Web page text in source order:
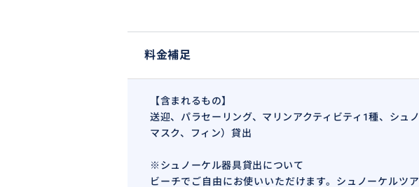
ジェットスキーやバナナボートは爽快感バツグン！
料金補足
【含まれるもの】
送迎、パラセーリング、マリンアクティビティ1種、シュ
マスク、フィン）貸出
※シュノーケル器具貸出について
ビーチでご自由にお使いいただけます。シュノーケルツ